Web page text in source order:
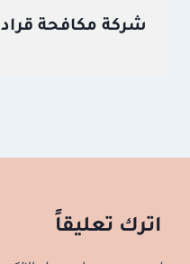
شركة مكافحة قراد
اترك تعليقاً